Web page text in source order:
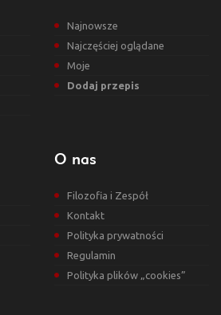
Najnowsze
Najczęściej oglądane
Moje
Dodaj przepis
O nas
Filozofia i Zespół
Kontakt
Polityka prywatności
Regulamin
Polityka plików „cookies”